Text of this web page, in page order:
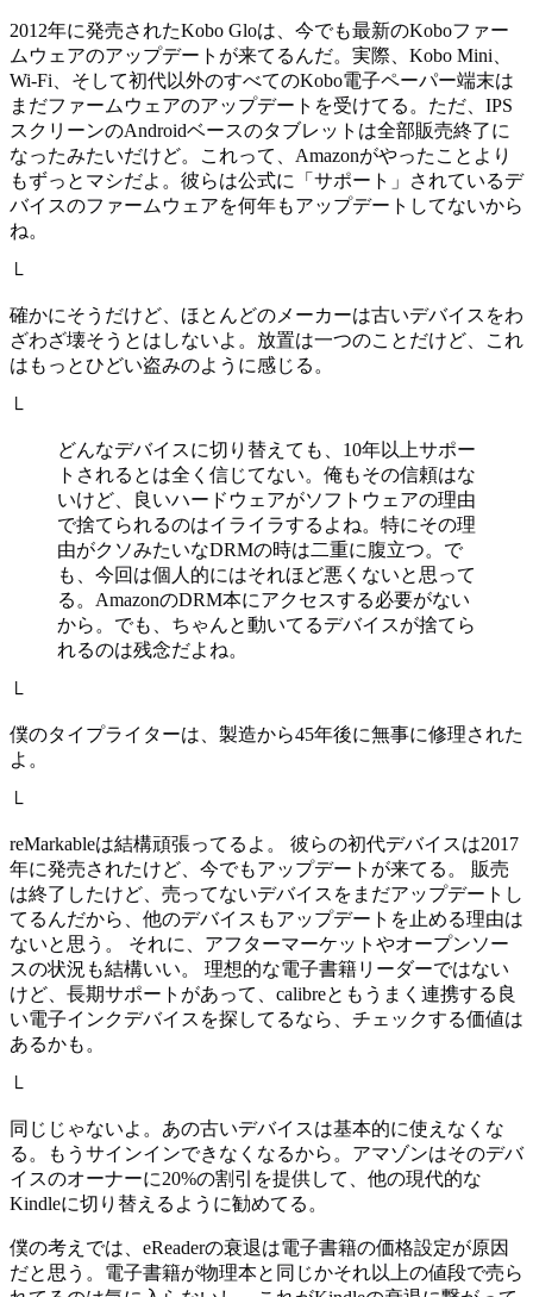
2012年に発売されたKobo Gloは、今でも最新のKoboファー
ムウェアのアップデートが来てるんだ。実際、Kobo Mini、
Wi-Fi、そして初代以外のすべてのKobo電子ペーパー端末は
まだファームウェアのアップデートを受けてる。ただ、IPS
スクリーンのAndroidベースのタブレットは全部販売終了に
なったみたいだけど。これって、Amazonがやったことより
もずっとマシだよ。彼らは公式に「サポート」されているデ
バイスのファームウェアを何年もアップデートしてないから
ね。
└
確かにそうだけど、ほとんどのメーカーは古いデバイスをわ
ざわざ壊そうとはしないよ。放置は一つのことだけど、これ
はもっとひどい盗みのように感じる。
└
どんなデバイスに切り替えても、10年以上サポー
トされるとは全く信じてない。俺もその信頼はな
いけど、良いハードウェアがソフトウェアの理由
で捨てられるのはイライラするよね。特にその理
由がクソみたいなDRMの時は二重に腹立つ。で
も、今回は個人的にはそれほど悪くないと思って
る。AmazonのDRM本にアクセスする必要がない
から。でも、ちゃんと動いてるデバイスが捨てら
れるのは残念だよね。
└
僕のタイプライターは、製造から45年後に無事に修理された
よ。
└
reMarkableは結構頑張ってるよ。 彼らの初代デバイスは2017
年に発売されたけど、今でもアップデートが来てる。 販売
は終了したけど、売ってないデバイスをまだアップデートし
てるんだから、他のデバイスもアップデートを止める理由は
ないと思う。 それに、アフターマーケットやオープンソー
スの状況も結構いい。 理想的な電子書籍リーダーではない
けど、長期サポートがあって、calibreともうまく連携する良
い電子インクデバイスを探してるなら、チェックする価値は
あるかも。
└
同じじゃないよ。あの古いデバイスは基本的に使えなくな
る。もうサインインできなくなるから。アマゾンはそのデバ
イスのオーナーに20%の割引を提供して、他の現代的な
Kindleに切り替えるように勧めてる。
僕の考えでは、eReaderの衰退は電子書籍の価格設定が原因
だと思う。電子書籍が物理本と同じかそれ以上の値段で売ら